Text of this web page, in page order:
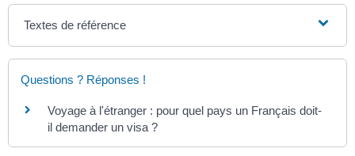
Textes de référence
Questions ? Réponses !
Voyage à l'étranger : pour quel pays un Français doit-
il demander un visa ?